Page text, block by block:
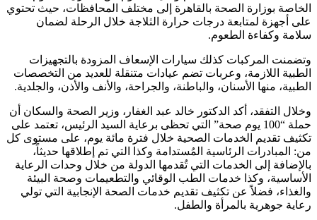
الخاصة بوزارة الصحة بالقاهرة إلى مختلف المحافظات، حيث تحتوي
على أجهزة لمتابعة درجات حرارة الثلاجة خلال الرحلة لضمان
سلامة وكفاءة الطعوم.
وتضمنت المركبات كذلك سيارات الإسعاف المزودة بالتجهيزات
الطبية اللازمة، وعربات تضم عيادات متنقلة للعديد من التخصصات
الطبية، منها الأسنان، والباطنة، والجراحة، والأنف والأذن، والجلدية.
وخلال التفقد، أكد الدكتور خالد عبد الغفار، وزير الصحة والسكان أن
حملة “100 يوم صحة” التي تحظى برعاية السيد الرئيس، تعتمد على
تكثيف تقديم الخدمات الصحية خلال فترة مائة يوم، على مستوى كل
من: المبادرات الرئاسية المُستدامة وكذا التي تم إطلاقها حديثاً،
بالإضافة إلى الخدمات التي تُقدمها الدولة من خلال وحدات الرعاية
الأساسية، وكذا خدمات الطب الوقائي والتطعيمات وصحة البيئة
والغذاء، فضلاً عن تكثيف تقديم خدمات الصحة الإنجابية التي تولي
رعاية جوهرية بالمرأة والطفل.